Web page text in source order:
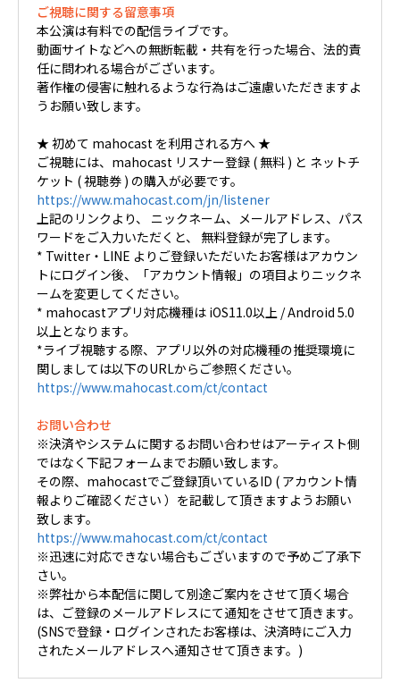
ご視聴に関する留意事項
本公演は有料での配信ライブです。
動画サイトなどへの無断転載・共有を行った場合、法的責
任に問われる場合がございます。
著作権の侵害に触れるような行為はご遠慮いただきますよ
うお願い致します。
★ 初めて mahocast を利用される方へ ★
ご視聴には、mahocast リスナー登録 ( 無料 ) と ネットチ
ケット ( 視聴券 ) の購入が必要です。
https://www.mahocast.com/jn/listener
上記のリンクより、 ニックネーム、メールアドレス、パス
ワードをご入力いただくと、 無料登録が完了します。
* Twitter・LINE よりご登録いただいたお客様はアカウン
トにログイン後、「アカウント情報」の項目よりニックネ
ームを変更してください。
* mahocastアプリ対応機種は iOS11.0以上 / Android 5.0
以上となります。
*ライブ視聴する際、アプリ以外の対応機種の推奨環境に
関しましては以下のURLからご参照ください。
https://www.mahocast.com/ct/contact
お問い合わせ
※決済やシステムに関するお問い合わせはアーティスト側
ではなく下記フォームまでお願い致します。
その際、mahocastでご登録頂いているID ( アカウント情
報よりご確認ください ）を記載して頂きますようお願い
致します。
https://www.mahocast.com/ct/contact
※迅速に対応できない場合もございますので予めご了承下
さい。
※弊社から本配信に関して別途ご案内をさせて頂く場合
は、ご登録のメールアドレスにて通知をさせて頂きます。
(SNSで登録・ログインされたお客様は、決済時にご入力
されたメールアドレスへ通知させて頂きます。)